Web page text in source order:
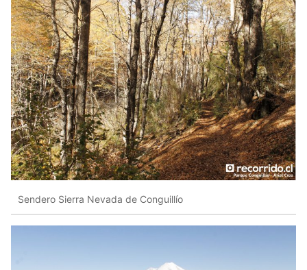
Sendero Sierra Nevada de Conguillío